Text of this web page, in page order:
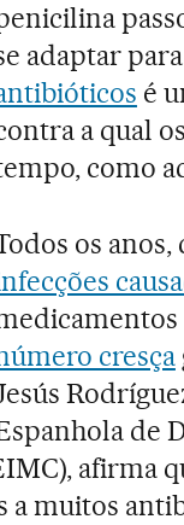
adaptar
é
a qual
como
os anos,
cresça
de
afirma
a muitos